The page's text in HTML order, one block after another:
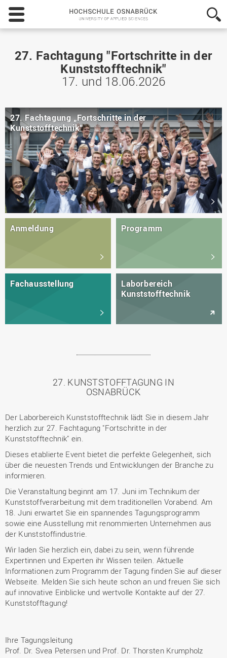
Hochschule
Osnabrück
-
of
Applied
27. Fachtagung "Fortschritte in der
Kunststofftechnik"
17. und 18.06.2026
27. Fachtagung „Fortschritte in der
Kunststofftechnik“
Anmeldung Programm
Fachausstellung
Laborbereich
Kunststofftechnik
27. KUNSTSTOFFTAGUNG IN
OSNABRÜCK
Der Laborbereich Kunststofftechnik lädt Sie in diesem Jahr
herzlich zur 27. Fachtagung "Fortschritte in der
Kunststofftechnik" ein.
Dieses etablierte Event bietet die perfekte Gelegenheit, sich
über die neuesten Trends und Entwicklungen der Branche zu
informieren.
Die Veranstaltung beginnt am 17. Juni im Technikum der
Kunststoffverarbeitung mit dem traditionellen Vorabend. Am
18. Juni erwartet Sie ein spannendes Tagungsprogramm
sowie eine Ausstellung mit renommierten Unternehmen aus
der Kunststoffindustrie.
Wir laden Sie herzlich ein, dabei zu sein, wenn führende
Expertinnen und Experten ihr Wissen teilen. Aktuelle
Informationen zum Programm der Tagung finden Sie auf dieser
Webseite. Melden Sie sich heute schon an und freuen Sie sich
auf innovative Einblicke und wertvolle Kontakte auf der 27.
Kunststofftagung!
Ihre Tagungsleitung
Prof. Dr. Svea Petersen und Prof. Dr. Thorsten Krumpholz